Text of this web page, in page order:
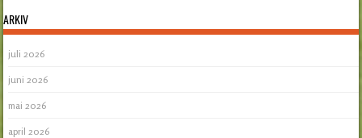
ARKIV
juli 2026
juni 2026
mai 2026
april 2026